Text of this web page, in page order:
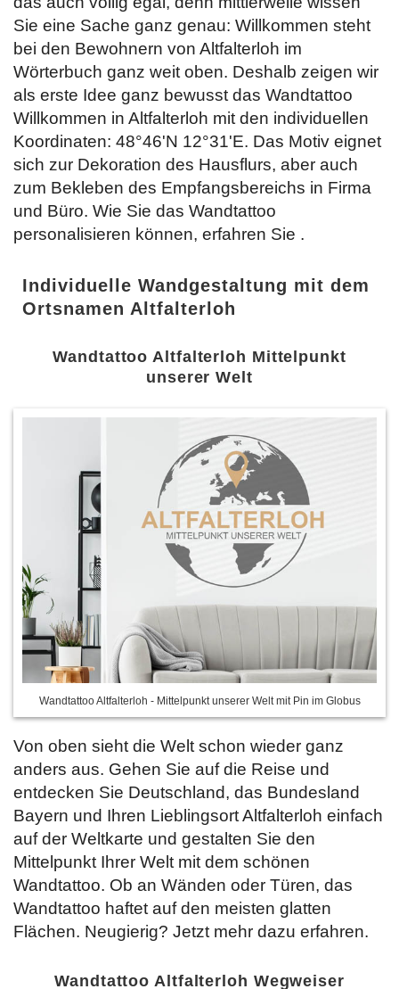
Sie eine Sache ganz genau: Willkommen steht
bei den Bewohnern von Altfalterloh im
Wörterbuch ganz weit oben. Deshalb zeigen wir
als erste Idee ganz bewusst das Wandtattoo
Willkommen in Altfalterloh mit den individuellen
Koordinaten: 48°46'N 12°31'E. Das Motiv eignet
sich zur Dekoration des Hausflurs, aber auch
zum Bekleben des Empfangsbereichs in Firma
und Büro. Wie Sie das Wandtattoo
personalisieren können, erfahren Sie .
Individuelle Wandgestaltung mit dem
Ortsnamen Altfalterloh
Wandtattoo Altfalterloh Mittelpunkt
unserer Welt
Wandtattoo Altfalterloh - Mittelpunkt unserer Welt mit Pin im Globus
Von oben sieht die Welt schon wieder ganz
anders aus. Gehen Sie auf die Reise und
entdecken Sie Deutschland, das Bundesland
Bayern und Ihren Lieblingsort Altfalterloh einfach
auf der Weltkarte und gestalten Sie den
Mittelpunkt Ihrer Welt mit dem schönen
Wandtattoo. Ob an Wänden oder Türen, das
Wandtattoo haftet auf den meisten glatten
Flächen. Neugierig? Jetzt mehr dazu erfahren.
Wandtattoo Altfalterloh Wegweiser